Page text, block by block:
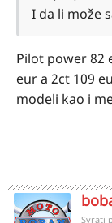
I da li može
Pilot power 82
eur a 2ct 109
modeli kao i
Svrati